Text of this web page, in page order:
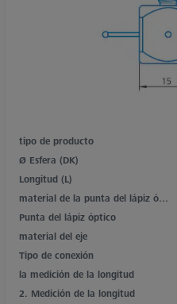
tipo de producto
Ø Esfera (DK)
Longitud (L)
material de la punta del lápiz óptico
Punta del lápiz óptico
material del eje
Tipo de conexión
la medición de la longitud
2. Medición de la longitud